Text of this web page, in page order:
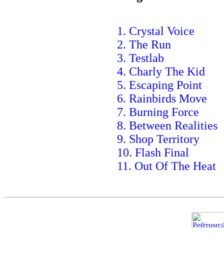
1. Crystal Voice
2. The Run
3. Testlab
4. Charly The Kid
5. Escaping Point
6. Rainbirds Move
7. Burning Force
8. Between Realities
9. Shop Territory
10. Flash Final
11. Out Of The Heat